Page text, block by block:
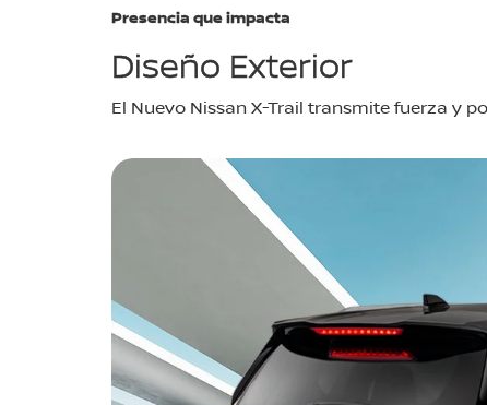
Presencia que impacta
Diseño Exterior
El Nuevo Nissan X-Trail transmite fuerza y